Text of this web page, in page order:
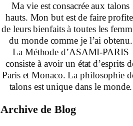
Ma vie est consacrée aux talons
hauts. Mon but est de faire
de leurs bienfaits à toutes les
du monde comme je l’ai obtenu.
La Méthode d’ASAMI-PARIS
consiste à avoir un état d’esprits
Paris et Monaco. La philosophie
talons est unique dans le monde.
Archive de Blog